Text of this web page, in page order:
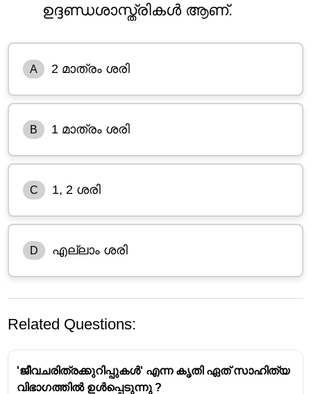
ഉദ്ദണ്ഡശാസ്ത്രികൾ ആണ്.
A 2 മാത്രം ശരി
B 1 മാത്രം ശരി
C 1, 2 ശരി
D എല്ലാം ശരി
Related Questions:
'ജീവചരിത്രക്കുറിപ്പുകൾ' എന്ന കൃതി ഏത് സാഹിത്യ
വിഭാഗത്തിൽ ഉൾപ്പെടുന്നു ?